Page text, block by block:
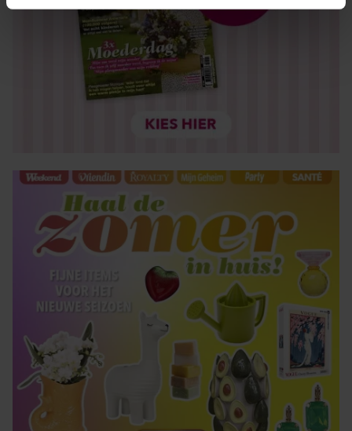
intrekken in de Cookieverklaring.
We gebruiken cookies om content en advertenties te
personaliseren, om functies voor social media te bieden
en om ons websiteverkeer te analyseren. Ook delen we
informatie over uw gebruik van onze site met onze
partners voor social media, adverteren en analyse. Deze
verzameld op basis van uw gebruik van hun services. U
gaat akkoord met onze cookies als u onze website blijft
gebruiken.